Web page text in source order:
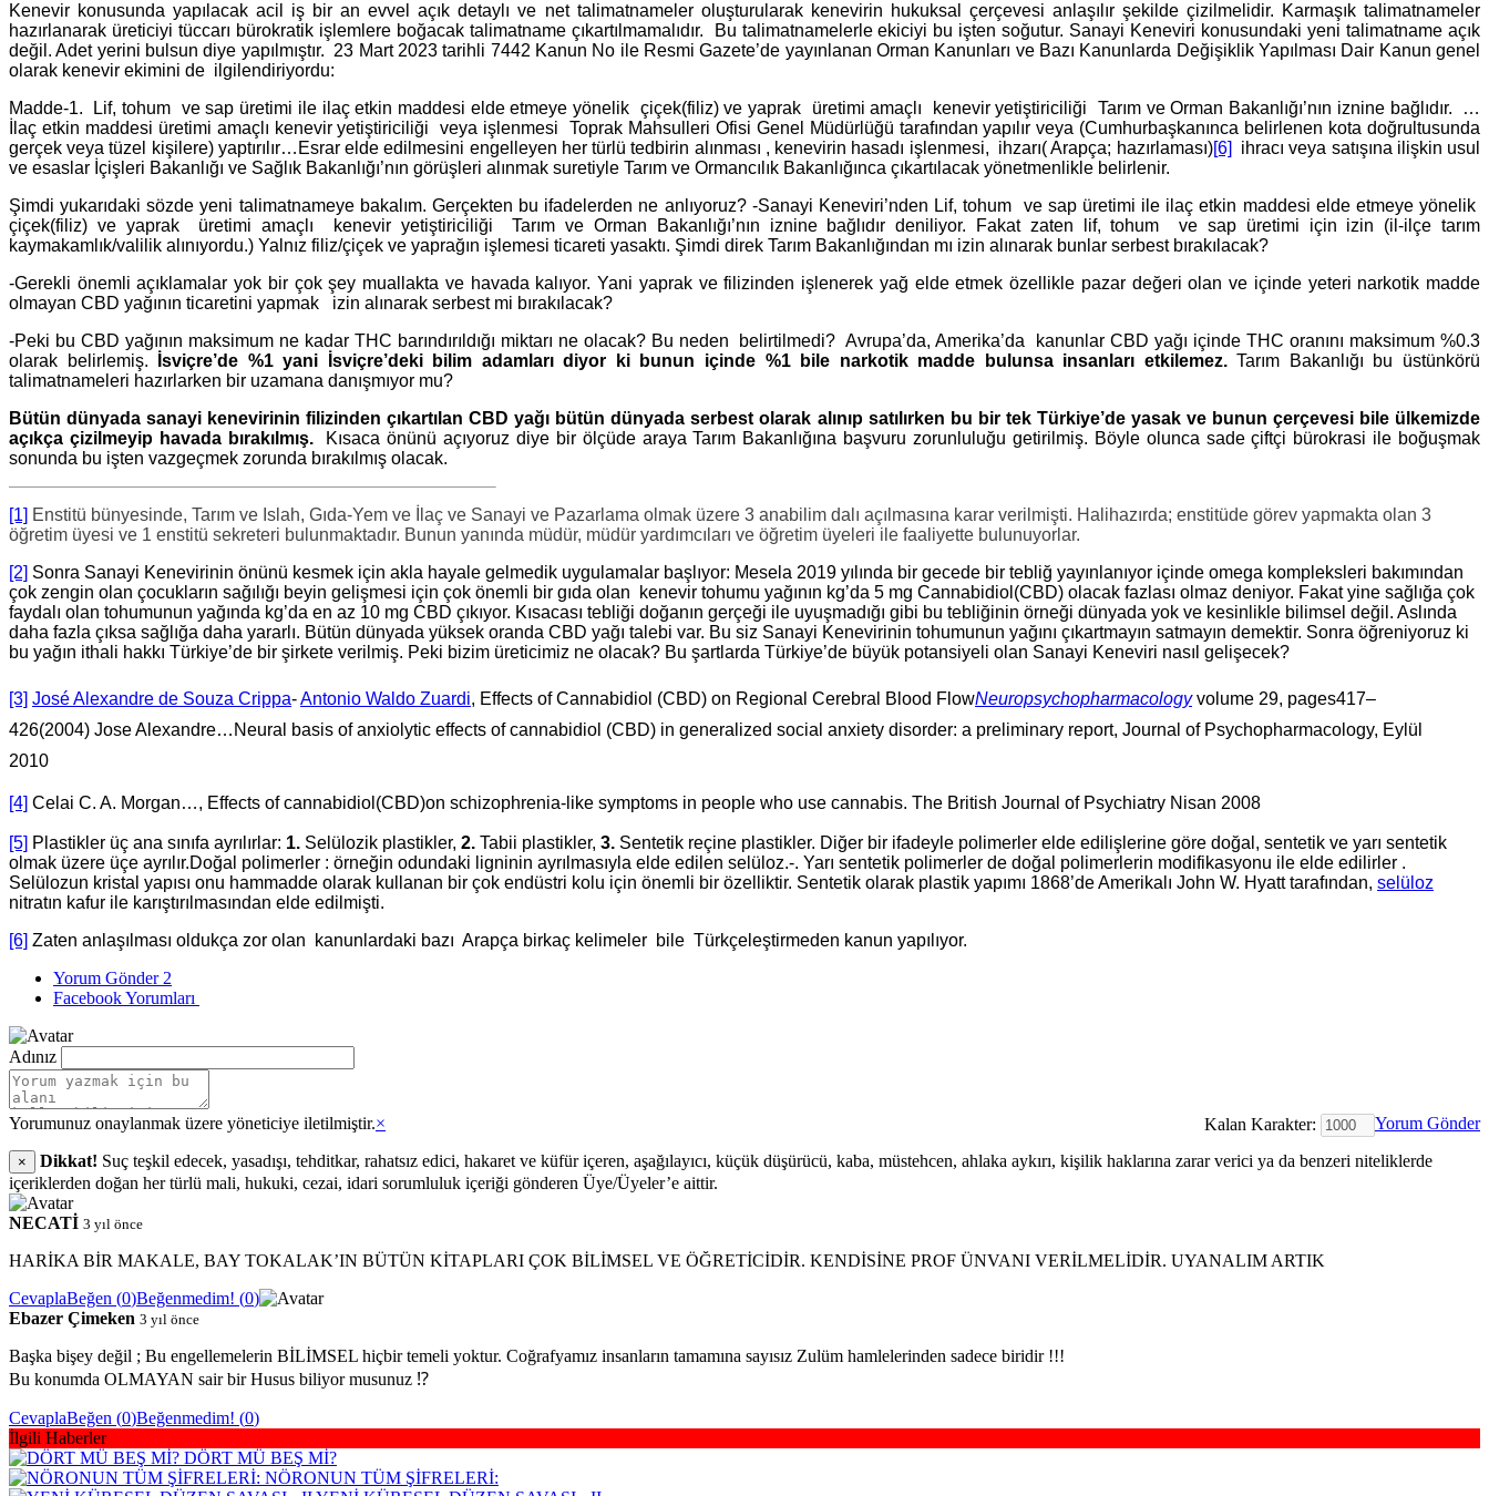
Kenevir konusunda yapılacak acil iş bir an evvel açık detaylı ve net talimatnameler oluşturularak kenevirin hukuksal çerçevesi anlaşılır şekilde çizilmelidir. Karmaşık talimatnameler
hazırlanarak üreticiyi tüccarı bürokratik işlemlere boğacak talimatname çıkartılmamalıdır. Bu talimatnamelerle ekiciyi bu işten soğutur. Sanayi Keneviri konusundaki yeni talimatname açık
değil. Adet yerini bulsun diye yapılmıştır. 23 Mart 2023 tarihli 7442 Kanun No ile Resmi Gazete’de yayınlanan Orman Kanunları ve Bazı Kanunlarda Değişiklik Yapılması Dair Kanun genel
olarak kenevir ekimini de ilgilendiriyordu:
Madde-1. Lif, tohum ve sap üretimi ile ilaç etkin maddesi elde etmeye yönelik çiçek(filiz) ve yaprak üretimi amaçlı kenevir yetiştiriciliği Tarım ve Orman Bakanlığı’nın iznine bağlıdır. …
İlaç etkin maddesi üretimi amaçlı kenevir yetiştiriciliği veya işlenmesi Toprak Mahsulleri Ofisi Genel Müdürlüğü tarafından yapılır veya (Cumhurbaşkanınca belirlenen kota doğrultusunda
gerçek veya tüzel kişilere) yaptırılır…Esrar elde edilmesini engelleyen her türlü tedbirin alınması , kenevirin hasadı işlenmesi, ihzarı( Arapça; hazırlaması)[6]
ihracı veya satışına ilişkin usul
ve esaslar İçişleri Bakanlığı ve Sağlık Bakanlığı’nın görüşleri alınmak suretiyle Tarım ve Ormancılık Bakanlığınca çıkartılacak yönetmenlikle belirlenir.
Şimdi yukarıdaki sözde yeni talimatnameye bakalım. Gerçekten bu ifadelerden ne anlıyoruz? -Sanayi Keneviri’nden Lif, tohum ve sap üretimi ile ilaç etkin maddesi elde etmeye yönelik
çiçek(filiz) ve yaprak üretimi amaçlı kenevir yetiştiriciliği Tarım ve Orman Bakanlığı’nın iznine bağlıdır deniliyor. Fakat zaten lif, tohum ve sap üretimi için izin (il-ilçe tarım
kaymakamlık/valilik alınıyordu.) Yalnız filiz/çiçek ve yaprağın işlemesi ticareti yasaktı. Şimdi direk Tarım Bakanlığından mı izin alınarak bunlar serbest bırakılacak?
-Gerekli önemli açıklamalar yok bir çok şey muallakta ve havada kalıyor. Yani yaprak ve filizinden işlenerek yağ elde etmek özellikle pazar değeri olan ve içinde yeteri narkotik madde
olmayan CBD yağının ticaretini yapmak izin alınarak serbest mi bırakılacak?
-Peki bu CBD yağının maksimum ne kadar THC barındırıldığı miktarı ne olacak? Bu neden belirtilmedi? Avrupa’da, Amerika’da kanunlar CBD yağı içinde THC oranını maksimum %0.3
olarak belirlemiş.
İsviçre’de %1 yani İsviçre’deki bilim adamları diyor ki bunun içinde %1 bile narkotik madde bulunsa insanları etkilemez.Tarım Bakanlığı bu üstünkörü
talimatnameleri hazırlarken bir uzamana danışmıyor mu?
Bütün dünyada sanayi kenevirinin filizinden çıkartılan CBD yağı bütün dünyada serbest olarak alınıp satılırken bu bir tek Türkiye’de yasak ve bunun çerçevesi bile ülkemizde
açıkça çizilmeyip havada bırakılmış.Kısaca önünü açıyoruz diye bir ölçüde araya Tarım Bakanlığına başvuru zorunluluğu getirilmiş. Böyle olunca sade çiftçi bürokrasi ile boğuşmak
sonunda bu işten vazgeçmek zorunda bırakılmış olacak.
[1] Enstitü bünyesinde, Tarım ve Islah, Gıda-Yem ve İlaç ve Sanayi ve Pazarlama olmak üzere 3 anabilim dalı açılmasına karar verilmişti. Halihazırda; enstitüde görev yapmakta olan 3
öğretim üyesi ve 1 enstitü sekreteri bulunmaktadır. Bunun yanında müdür, müdür yardımcıları ve öğretim üyeleri ile faaliyette bulunuyorlar.
[2] Sonra Sanayi Kenevirinin önünü kesmek için akla hayale gelmedik uygulamalar başlıyor: Mesela 2019 yılında bir gecede bir tebliğ yayınlanıyor içinde omega kompleksleri bakımından
çok zengin olan çocukların sağılığı beyin gelişmesi için çok önemli bir gıda olan kenevir tohumu yağının kg’da 5 mg Cannabidiol(CBD) olacak fazlası olmaz deniyor. Fakat yine sağlığa çok
faydalı olan tohumunun yağında kg’da en az 10 mg CBD çıkıyor. Kısacası tebliği doğanın gerçeği ile uyuşmadığı gibi bu tebliğinin örneği dünyada yok ve kesinlikle bilimsel değil. Aslında
daha fazla çıksa sağlığa daha yararlı. Bütün dünyada yüksek oranda CBD yağı talebi var. Bu siz Sanayi Kenevirinin tohumunun yağını çıkartmayın satmayın demektir. Sonra öğreniyoruz ki
bu yağın ithali hakkı Türkiye’de bir şirkete verilmiş. Peki bizim üreticimiz ne olacak? Bu şartlarda Türkiye’de büyük potansiyeli olan Sanayi Keneviri nasıl gelişecek?
[3] José Alexandre de Souza Crippa-Antonio Waldo Zuardi, Effects of Cannabidiol (CBD) on Regional Cerebral Blood FlowNeuropsychopharmacology volume 29, pages417–
426(2004) Jose Alexandre…Neural basis of anxiolytic effects of cannabidiol (CBD) in generalized social anxiety disorder: a preliminary report, Journal of Psychopharmacology, Eylül
2010
[4] Celai C. A. Morgan…, Effects of cannabidiol(CBD)on schizophrenia-like symptoms in people who use cannabis. The British Journal of Psychiatry Nisan 2008
[5] Plastikler üç ana sınıfa ayrılırlar: 1. Selülozik plastikler, 2. Tabii plastikler, 3. Sentetik reçine plastikler. Diğer bir ifadeyle polimerler elde edilişlerine göre doğal, sentetik ve yarı sentetik
olmak üzere üçe ayrılır.Doğal polimerler : örneğin odundaki ligninin ayrılmasıyla elde edilen selüloz.-. Yarı sentetik polimerler de doğal polimerlerin modifikasyonu ile elde edilirler .
Selülozun kristal yapısı onu hammadde olarak kullanan bir çok endüstri kolu için önemli bir özelliktir. Sentetik olarak plastik yapımı 1868’de Amerikalı John W. Hyatt tarafından, selüloz
nitratın kafur ile karıştırılmasından elde edilmişti.
[6] Zaten anlaşılması oldukça zor olan kanunlardaki bazı Arapça birkaç kelimeler bile Türkçeleştirmeden kanun yapılıyor.
Yorum Gönder 2
Facebook Yorumları
Adınız
Yorum Gönder
Kalan Karakter:
Yorumunuz onaylanmak üzere yöneticiye iletilmiştir.×
× Dikkat! Suç teşkil edecek, yasadışı, tehditkar, rahatsız edici, hakaret ve küfür içeren, aşağılayıcı, küçük düşürücü, kaba, müstehcen, ahlaka aykırı, kişilik haklarına zarar verici ya da benzeri niteliklerde
içeriklerden doğan her türlü mali, hukuki, cezai, idari sorumluluk içeriği gönderen Üye/Üyeler’e aittir.
NECATİ 3 yıl önce
HARİKA BİR MAKALE, BAY TOKALAK’IN BÜTÜN KİTAPLARI ÇOK BİLİMSEL VE ÖĞRETİCİDİR. KENDİSİNE PROF ÜNVANI VERİLMELİDİR. UYANALIM ARTIK
CevaplaBeğen (0)Beğenmedim! (0)
Ebazer Çimeken 3 yıl önce
Başka bişey değil ; Bu engellemelerin BİLİMSEL hiçbir temeli yoktur. Coğrafyamız insanların tamamına sayısız Zulüm hamlelerinden sadece biridir !!!
Bu konumda OLMAYAN sair bir Husus biliyor musunuz ⁉️
CevaplaBeğen (0)Beğenmedim! (0)
İlgili Haberler
DÖRT MÜ BEŞ Mİ?
NÖRONUN TÜM ŞİFRELERİ: